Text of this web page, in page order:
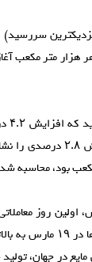
۵۳۳.۵ دلار
اولین روز
شروع به افزایش